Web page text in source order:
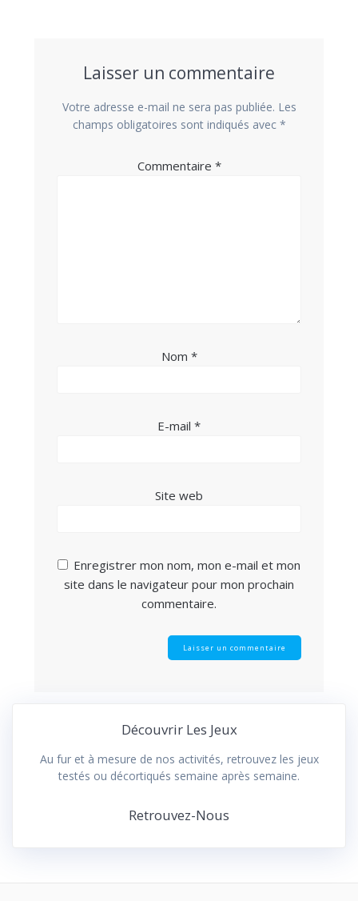
Laisser un commentaire
Votre adresse e-mail ne sera pas publiée. Les
champs obligatoires sont indiqués avec *
Commentaire *
Nom *
E-mail *
Site web
Enregistrer mon nom, mon e-mail et mon
site dans le navigateur pour mon prochain
commentaire.
Découvrir Les Jeux
Au fur et à mesure de nos activités, retrouvez les jeux
testés ou décortiqués semaine après semaine.
Retrouvez-Nous